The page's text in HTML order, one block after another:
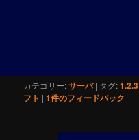
カテゴリー:サーバ | タグ:1.2.3
フト |1件のフィードバック